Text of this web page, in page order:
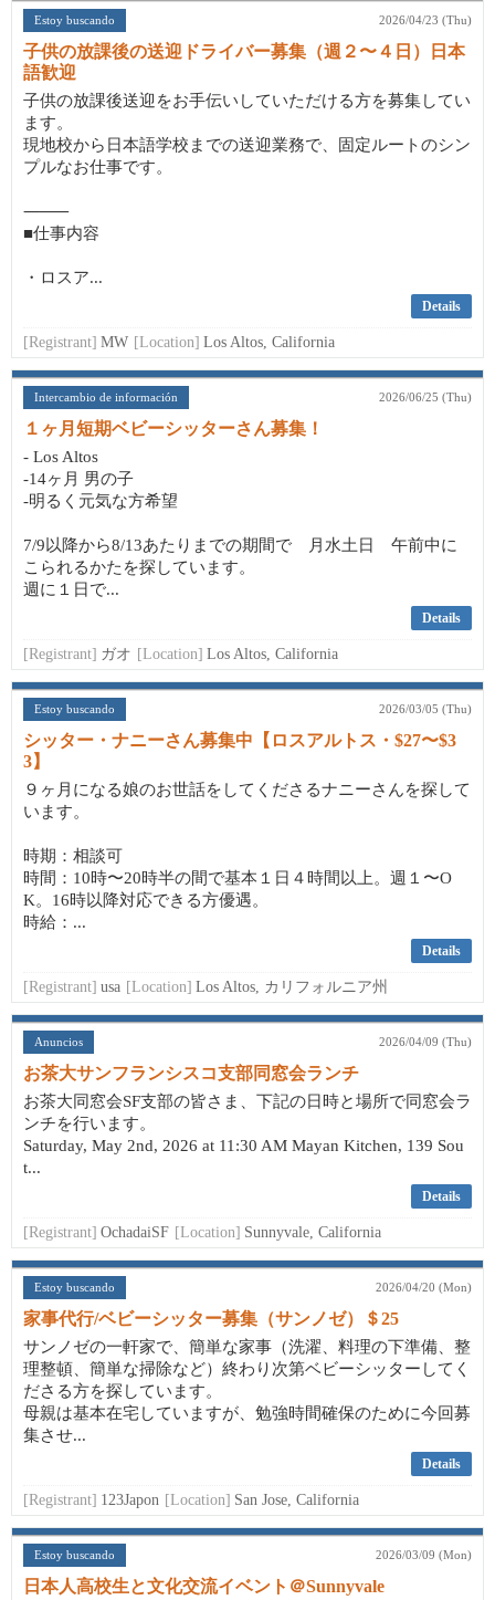
Estoy buscando 2026/04/23 (Thu)
子供の放課後の送迎ドライバー募集（週２〜４日）日本
語歓迎
子供の放課後送迎をお手伝いしていただける方を募集してい
ます。
現地校から日本語学校までの送迎業務で、固定ルートのシン
プルなお仕事です。
⸻
■仕事内容
・ロスア...
Details
[Registrant] MW [Location] Los Altos, California
Intercambio de información 2026/06/25 (Thu)
１ヶ月短期ベビーシッターさん募集！
- Los Altos
-14ヶ月 男の子
-明るく元気な方希望
7/9以降から8/13あたりまでの期間で 月水土日 午前中に
こられるかたを探しています。
週に１日で...
Details
[Registrant] ガオ [Location] Los Altos, California
Estoy buscando 2026/03/05 (Thu)
シッター・ナニーさん募集中【ロスアルトス・$27〜$3
3】
９ヶ月になる娘のお世話をしてくださるナニーさんを探して
います。
時期：相談可
時間：10時〜20時半の間で基本１日４時間以上。週１〜O
K。16時以降対応できる方優遇。
時給：...
Details
[Registrant] usa [Location] Los Altos, カリフォルニア州
Anuncios 2026/04/09 (Thu)
お茶大サンフランシスコ支部同窓会ランチ
お茶大同窓会SF支部の皆さま、下記の日時と場所で同窓会ラ
ンチを行います。
Saturday, May 2nd, 2026 at 11:30 AM Mayan Kitchen, 139 Sou
t...
Details
[Registrant] OchadaiSF [Location] Sunnyvale, California
Estoy buscando 2026/04/20 (Mon)
家事代行/ベビーシッター募集（サンノゼ）＄25
サンノゼの一軒家で、簡単な家事（洗濯、料理の下準備、整
理整頓、簡単な掃除など）終わり次第ベビーシッターしてく
ださる方を探しています。
母親は基本在宅していますが、勉強時間確保のために今回募
集させ...
Details
[Registrant] 123Japon [Location] San Jose, California
Estoy buscando 2026/03/09 (Mon)
日本人高校生と文化交流イベント＠Sunnyvale